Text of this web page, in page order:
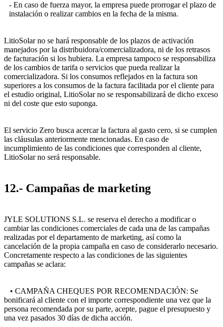
- En caso de fuerza mayor, la empresa puede prorrogar el plazo de
instalación o realizar cambios en la fecha de la misma.
LitioSolar no se hará responsable de los plazos de activación
manejados por la distribuidora/comercializadora, ni de los retrasos
de facturación si los hubiera. La empresa tampoco se responsabiliza
de los cambios de tarifa o servicios que pueda realizar la
comercializadora. Si los consumos reflejados en la factura son
superiores a los consumos de la factura facilitada por el cliente para
el estudio original, LitioSolar no se responsabilizará de dicho exceso
ni del coste que esto suponga.
El servicio Zero busca acercar la factura al gasto cero, si se cumplen
las cláusulas anteriormente mencionadas. En caso de
incumplimiento de las condiciones que corresponden al cliente,
LitioSolar no será responsable.
12.- Campañas de marketing
JYLE SOLUTIONS S.L. se reserva el derecho a modificar o
cambiar las condiciones comerciales de cada una de las campañas
realizadas por el departamento de marketing, así como la
cancelación de la propia campaña en caso de considerarlo necesario.
Concretamente respecto a las condiciones de las siguientes
campañas se aclara:
• CAMPAÑA CHEQUES POR RECOMENDACIÓN: Se
bonificará al cliente con el importe correspondiente una vez que la
persona recomendada por su parte, acepte, pague el presupuesto y
una vez pasados 30 días de dicha acción.